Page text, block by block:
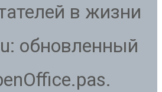
в жизни
обновленный